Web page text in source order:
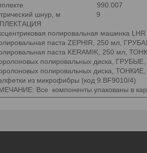
990.007
шнур, м 9
полировальная машинка
паста ZEPHIR, 250 мл,
паста KERAMIK, 250 мл,
полировальных диска,
полировальных диска,
из микрофибры (код 9.BF9010/4)
Все компоненты упакованы в